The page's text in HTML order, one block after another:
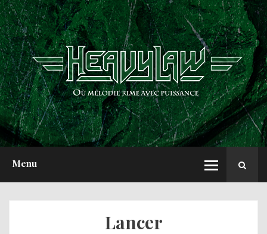
Menu
ACCUEIL
NEWS
CHRONIQUES
INTERVIEWS
REPORTS
A PROPOS
Lancer